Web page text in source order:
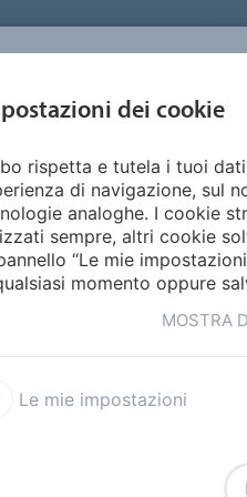
FLOORING SYSTEMS
PRODOTTI
acustico Sarlon 19 dB Wood
sul mercato.
dB.
rilevanti.
dei cookie
rispetta e tutela i tuoi
di navigazione, sul
analoghe. I cookie
sempre, altri cookie
“Le mie
momento oppure
MOSTRA
Le mie impostazioni